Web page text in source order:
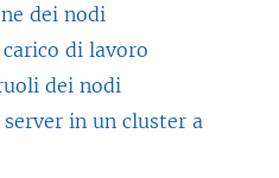
dei nodi
di lavoro
dei nodi
in un cluster a